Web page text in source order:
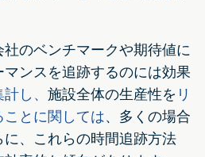
のベンチマークや期待値に
ンスを追跡するのには効果
し、 施設全体の生産性を リ
とに関しては、多くの場合
、これらの時間追跡方法